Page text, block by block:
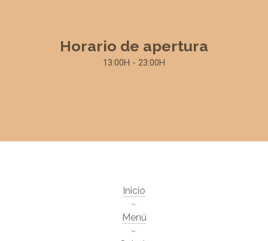
Horario de apertura
13:00H - 23:00H
Inicio
Menú